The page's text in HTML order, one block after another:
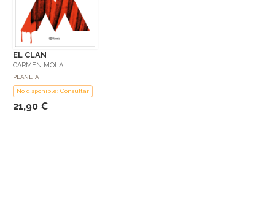
EL CLAN
CARMEN MOLA
PLANETA
No disponible: Consultar
21,90 €